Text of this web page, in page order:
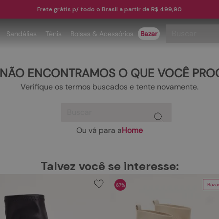
Frete grátis p/ todo o Brasil a partir de R$ 499,90
Sandálias Tênis Bolsas & Acessórios Bazar
ENCONTRAMOS O QUE VOCÊ
Verifique os termos buscados e tente novamente.
Ou vá para aHome
Talvez você se interesse:
Bazar
67%
1º
papete
2º
tenis
rasteira
9º
couro
TERMOS MAIS BUSCADOS
tenis
rasteira